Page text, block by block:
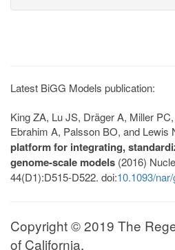
Latest BiGG Models publication:
King ZA, Lu JS, Dräger A, Miller
Ebrahim A, Palsson BO, and Lewis
platform for integrating,
genome-scale models (2016)
44(D1):D515-D522. doi:10.1093/
Copyright © 2019 The
of California.